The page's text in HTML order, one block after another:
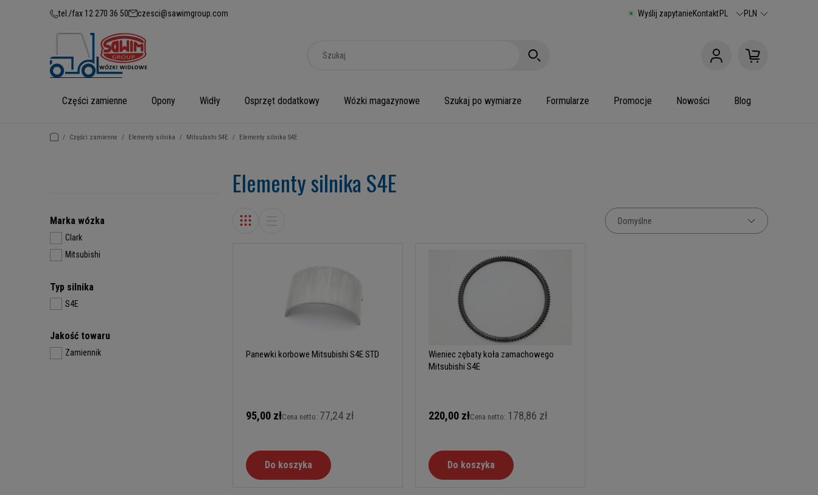
tel./fax 12 270 36 50 czesci@sawimgroup.com Wyślij zapytanieKontaktPL PLN
Części zamienne Opony Widły Osprzęt dodatkowy Wózki magazynowe Szukaj po wymiarze Formularze Promocje Nowości Blog
/ Części zamienne / Elementy silnika / Mitsubishi S4E / Elementy silnika S4E
Marka wózka
Clark
Mitsubishi
Typ silnika
S4E
Jakość towaru
Zamiennik
Elementy silnika S4E
Panewki korbowe Mitsubishi S4E STD
95,00 złCena netto: 77,24 zł
Do koszyka
Wieniec zębaty koła zamachowego
Mitsubishi S4E
220,00 złCena netto: 178,86 zł
Do koszyka